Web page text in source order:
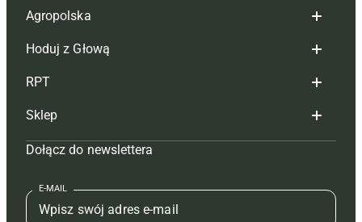
Agropolska
Redakcja
Reklama
Tagi
Mapa serwisu
Kontakt
Regulamin
Hoduj z Głową
Hoduj z głową bydło
Hoduj z głową świnie
Prenumerata
Redakcja
Kontakt
RPT
Redakcja
Prenumerata
Reklama
Kontakt
Sklep
Czasopisma i prenumerata
Książki
Regulamin
Dołącz do newslettera
E-MAIL